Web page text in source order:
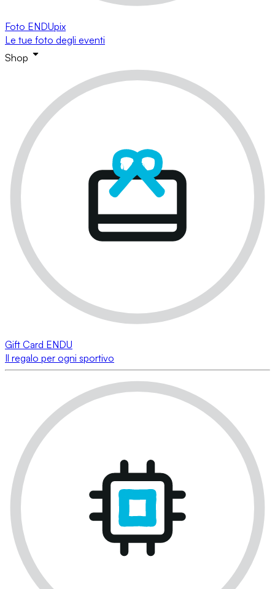
Foto ENDUpix
Le tue foto degli eventi
Shop
Gift Card ENDU
Il regalo per ogni sportivo